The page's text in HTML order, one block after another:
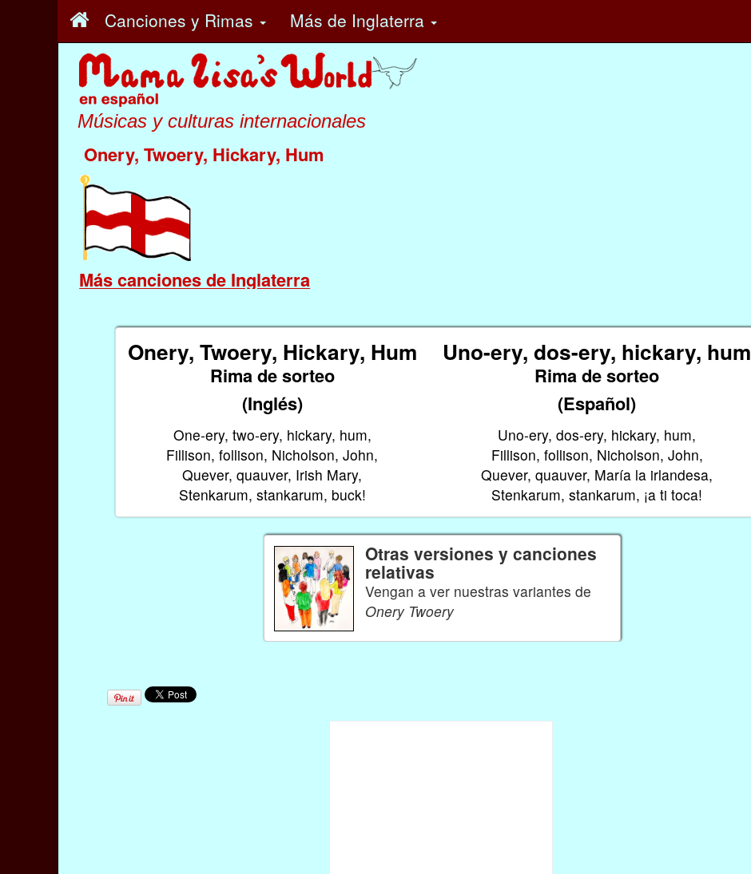
Canciones y Rimas Más de Inglaterra
Músicas y culturas internacionales
Onery, Twoery, Hickary, Hum
Más canciones de Inglaterra
Onery, Twoery, Hickary, Hum Uno-ery, dos-ery, hickary, hum
Rima de sorteo
Rima de sorteo
(Inglés)
(Español)
One-ery, two-ery, hickary, hum,
Fillison, follison, Nicholson, John,
Quever, quauver, Irish Mary,
Stenkarum, stankarum, buck!
Uno-ery, dos-ery, hickary, hum,
Fillison, follison, Nicholson, John,
Quever, quauver, María la irlandesa,
Stenkarum, stankarum, ¡a ti toca!
Otras versiones y canciones
relativas
Vengan a ver nuestras variantes de
Onery Twoery